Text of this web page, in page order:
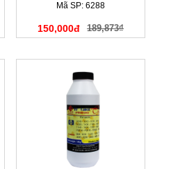
Mã SP: 6288
150,000đ 189,873₫